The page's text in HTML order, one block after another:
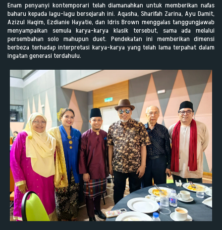
Enam penyanyi kontemporari telah diamanahkan untuk memberikan nafas
baharu kepada lagu-lagu bersejarah ini. Aqasha, Sharifah Zarina, Ayu Damit,
Azizul Haqim, Ezdianie Hayatie, dan Idris Brown menggalas tanggungjawab
menyampaikan semula karya-karya klasik tersebut, sama ada melalui
persembahan solo mahupun duet. Pendekatan ini memberikan dimensi
berbeza terhadap interpretasi karya-karya yang telah lama terpahat dalam
ingatan generasi terdahulu.